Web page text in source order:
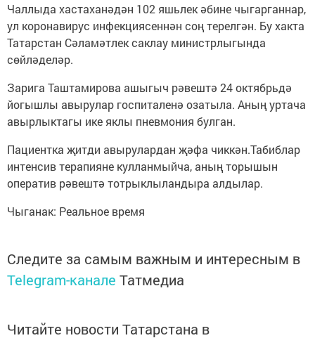
Чаллыда хастаханәдән 102 яшьлек әбине чыгарганнар,
ул коронавирус инфекциясеннән соң терелгән. Бу хакта
Татарстан Сәламәтлек саклау министрлыгында
сөйләделәр.
Зарига Таштамирова ашыгыч рәвештә 24 октябрьдә
йогышлы авырулар госпиталенә озатыла. Аның уртача
авырлыктагы ике яклы пневмония булган.
Пациентка җитди авырулардан җәфа чиккән.Табиблар
интенсив терапияне кулланмыйча, аның торышын
оператив рәвештә тотрыклыландыра алдылар.
Чыганак: Реальное время
Следите за самым важным и интересным в
Telegram-канале Татмедиа
Читайте новости Татарстана в